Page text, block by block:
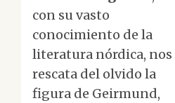
con su vasto
conocimiento de la
literatura nórdica, nos
rescata del olvido la
figura de Geirmund,